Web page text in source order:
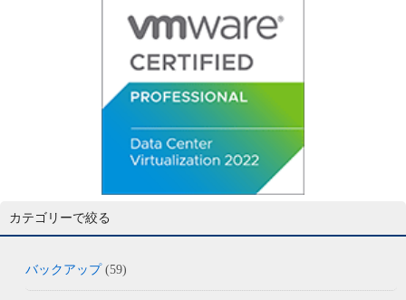
カテゴリーで絞る
バックアップ(59)